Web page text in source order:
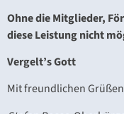
Ohne die Mitglieder,
diese Leistung nicht
Vergelt’s Gott
Mit freundlichen Grüßen